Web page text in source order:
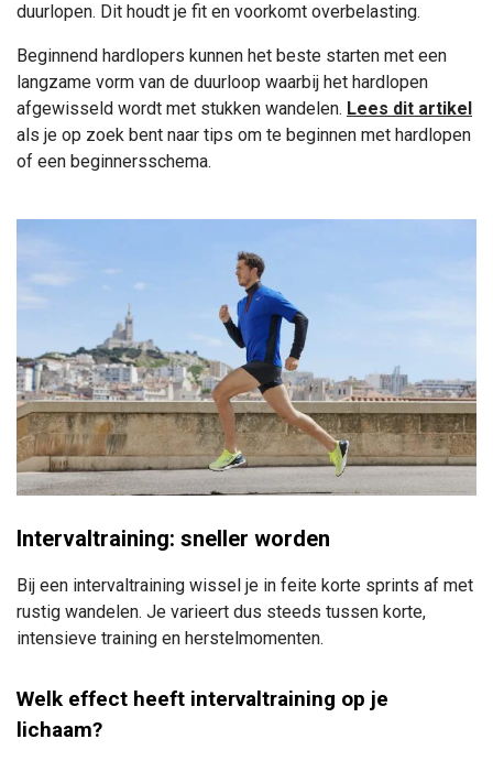
duurlopen. Dit houdt je fit en voorkomt overbelasting.
Beginnend hardlopers kunnen het beste starten met een
langzame vorm van de duurloop waarbij het hardlopen
afgewisseld wordt met stukken wandelen. Lees dit artikel
als je op zoek bent naar tips om te beginnen met hardlopen
of een beginnersschema.
Intervaltraining: sneller worden
Bij een intervaltraining wissel je in feite korte sprints af met
rustig wandelen. Je varieert dus steeds tussen korte,
intensieve training en herstelmomenten.
Welk effect heeft intervaltraining op je
lichaam?